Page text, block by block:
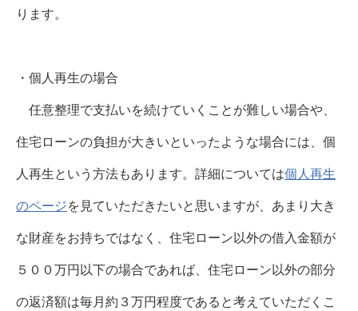
ります。
・個人再生の場合
任意整理で支払いを続けていくことが難しい場合や、
住宅ローンの負担が大きいといったような場合には、個
人再生という方法もあります。詳細については個人再生
のページを見ていただきたいと思いますが、あまり大き
な財産をお持ちではなく、住宅ローン以外の借入金額が
５００万円以下の場合であれば、住宅ローン以外の部分
の返済額は毎月約３万円程度であると考えていただくこ